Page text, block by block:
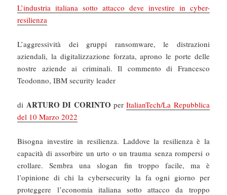
L’industria italiana sotto attacco deve investire in cyber-
resilienza
L’aggressività dei gruppi ransomware, le distrazioni
aziendali, la digitalizzazione forzata, aprono le porte delle
nostre aziende ai criminali. Il commento di Francesco
Teodonno, IBM security leader
di ARTURO DI CORINTO perItalianTech/La Repubblica
del 10 Marzo 2022
Bisogna investire in resilienza. Laddove la resilienza è la
capacità di assorbire un urto o un trauma senza rompersi o
crollare. Sembra una slogan fin troppo facile, ma è
l’opinione di chi la cybersecurity la fa ogni giorno per
proteggere l’economia italiana sotto attacco da troppo